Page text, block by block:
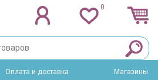
0
Оплата и доставка Магазины